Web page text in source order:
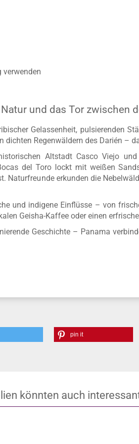
verwenden
und das Tor zwischen
Gelassenheit, pulsierenden
Regenwäldern des Darién –
Altstadt Casco Viejo
del Toro lockt mit weißen
erkunden die
und indigene Einflüsse – von
Geisha-Kaffee oder einen
Geschichte – Panama
pin it
könnten auch